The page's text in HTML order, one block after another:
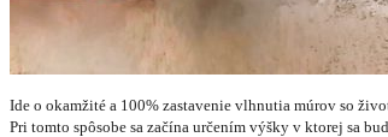
Ide o okamžité a 100% zastavenie vlhnutia múrov so
Pri tomto spôsobe sa začína určením výšky v ktorej sa